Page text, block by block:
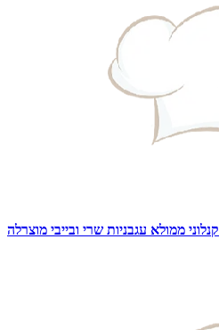
קנלוני ממולא עגבניות שרי ובייבי מוצרלה